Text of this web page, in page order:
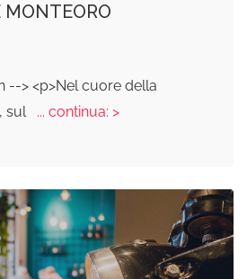
MONTEORO
--> <p>Nel cuore della
sul
... continua: >